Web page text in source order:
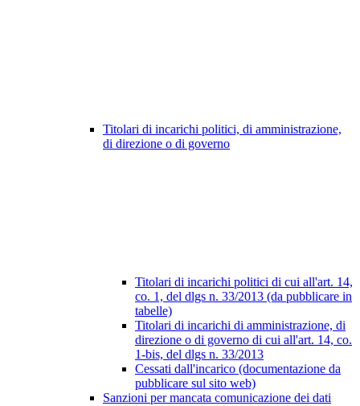
Titolari di incarichi politici, di amministrazione,
di direzione o di governo
Titolari di incarichi politici di cui all'art. 14,
co. 1, del dlgs n. 33/2013 (da pubblicare in
tabelle)
Titolari di incarichi di amministrazione, di
direzione o di governo di cui all'art. 14, co.
1-bis, del dlgs n. 33/2013
Cessati dall'incarico (documentazione da
pubblicare sul sito web)
Sanzioni per mancata comunicazione dei dati